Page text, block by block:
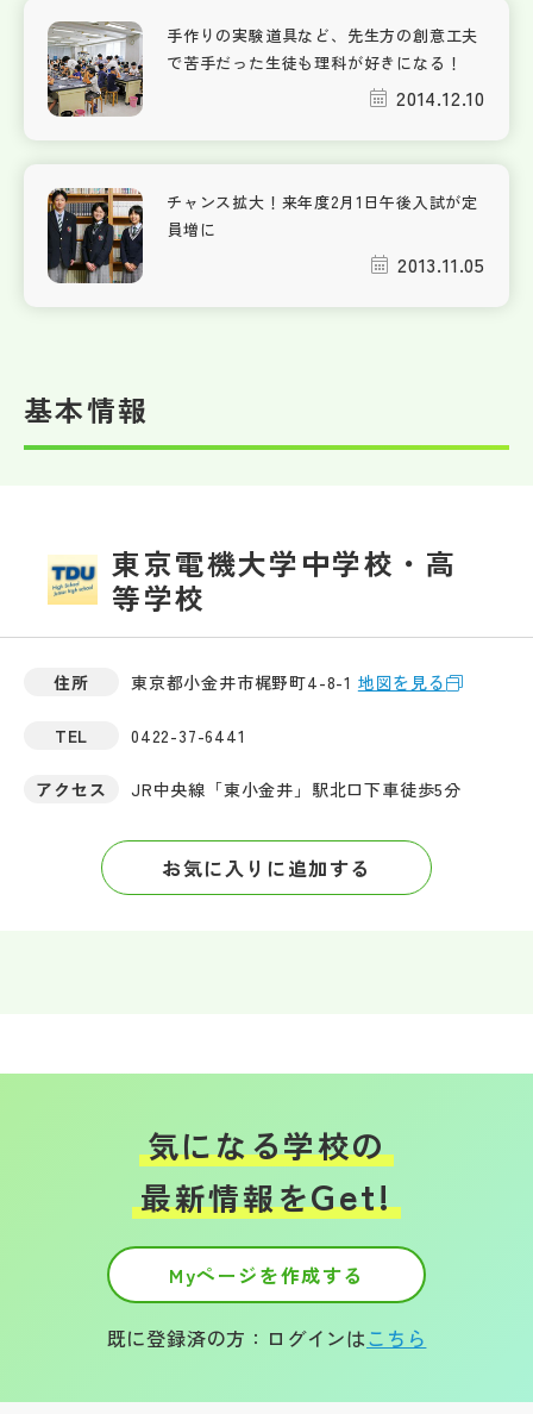
手作りの実験道具など、先生方の創意工夫
で苦手だった生徒も理科が好きになる！
2014.12.10
チャンス拡大！来年度2月1日午後入試が定
員増に
2013.11.05
基本情報
東京電機大学中学校・高
等学校
住所 東京都小金井市梶野町4-8-1 地図を見る
TEL 0422-37-6441
アクセス JR中央線「東小金井」駅北口下車徒歩5分
お気に入りに追加する
気になる学校の
最新情報をGet!
Myページを作成する
既に登録済の方：ログインはこちら